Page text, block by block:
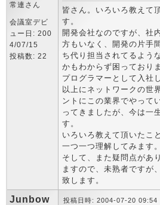
常連さん
会議室デビ
ュー日: 200
4/07/15
投稿数: 22
皆さん。いろいろ教えて
す。
開発会社なのですが、社
方もいなく、開発の片手
ち代り担当されてるよう
かもわからず困っており
プログラマーとして入社
以上にネットワークの世
ントにこの業界でやって
ってきましたが、今は一
す。
いろいろ教えて頂いたこ
一つ一つ理解してみます。
そして、また疑問点があ
ますので、未熟者ですが
致します。
Junbow 投稿日時: 2004-07-20 09:54